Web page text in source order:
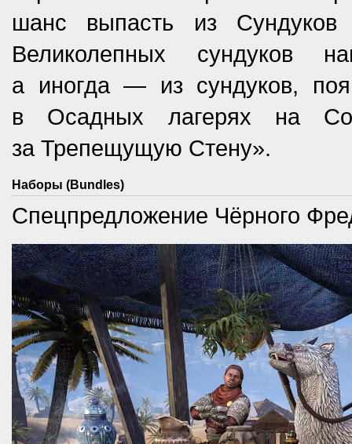
шанс выпасть из
Великолепных сундуков
а иногда — из сундуков,
в Осадных лагерях на
за Трепещущую Стену».
Наборы (Bundles)
Спецпредложение Чёрного